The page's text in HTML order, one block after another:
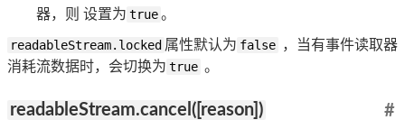
器，则 设置为 true。
readableStream.locked 属性默认为 false ，当有事件读取器
消耗流数据时，会切换为 true 。
readableStream.cancel([reason]) #